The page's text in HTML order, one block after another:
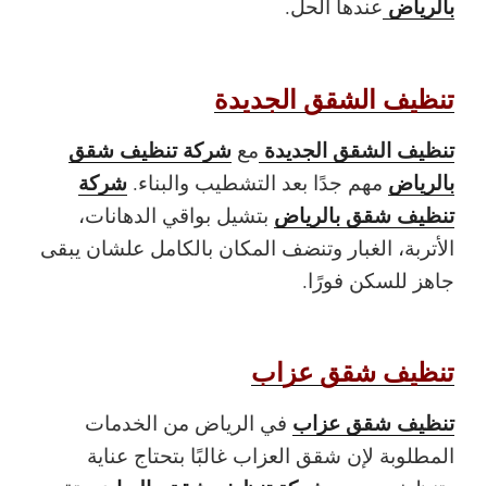
بالرياض عندها الحل.
تنظيف الشقق الجديدة
تنظيف الشقق الجديدة مع شركة تنظيف شقق
بالرياض مهم جدًا بعد التشطيب والبناء. شركة
تنظيف شقق بالرياض بتشيل بواقي الدهانات،
الأتربة، الغبار وتنضف المكان بالكامل علشان يبقى
جاهز للسكن فورًا.
تنظيف شقق عزاب
تنظيف شقق عزاب في الرياض من الخدمات
المطلوبة لإن شقق العزاب غالبًا بتحتاج عناية